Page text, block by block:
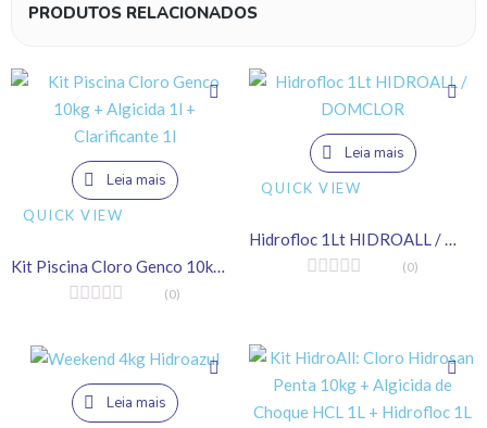
PRODUTOS RELACIONADOS
Leia mais
QUICK VIEW
(0)
Leia mais
QUICK VIEW
(0)
Leia mais